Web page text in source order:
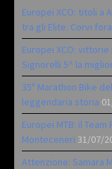
Europei XCO: titoli a
tra gli Elite. Corvi
Europei XCO:
Signorelli 5^ la
35ª Marathon Bike
leggendaria storia
Europei MTB: il
Monteceneri 31/07/
Attenzione: Samara